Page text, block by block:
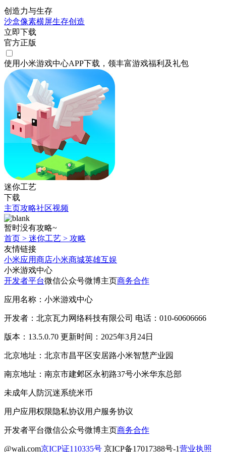
创造力与生存
沙盒像素横屏生存创造
立即下载
官方正版
使用小米游戏中心APP下载 ，领丰富游戏福利 及礼包
迷你工艺
下载
主页攻略社区视频
暂时没有攻略~
首页 > 迷你工艺 > 攻略
友情链接
小米应用商店小米商城英雄互娱
小米游戏中心
开发者平台微信公众号微博主页商务合作
应用名称：小米游戏中心
开发者：北京瓦力网络科技有限公司 电话：010-60606666
版本：13.5.0.70 更新时间：2025年3月24日
北京地址：北京市昌平区安居路小米智慧产业园
南京地址：南京市建邺区永初路37号小米华东总部
未成年人防沉迷系统米币
用户应用权限隐私协议用户服务协议
开发者平台微信公众号微博主页商务合作
@wali.com京ICP证110335号 京ICP备17017388号-1营业执照